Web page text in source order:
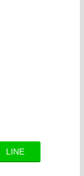
LINE